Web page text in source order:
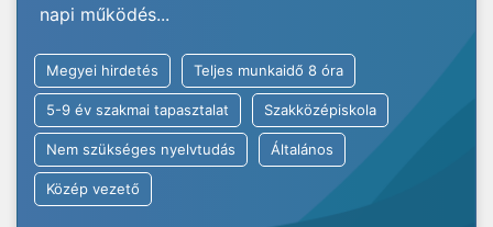
napi működés...
Megyei hirdetés Teljes munkaidő 8 óra
5-9 év szakmai tapasztalat Szakközépiskola
Nem szükséges nyelvtudás Általános
Közép vezető